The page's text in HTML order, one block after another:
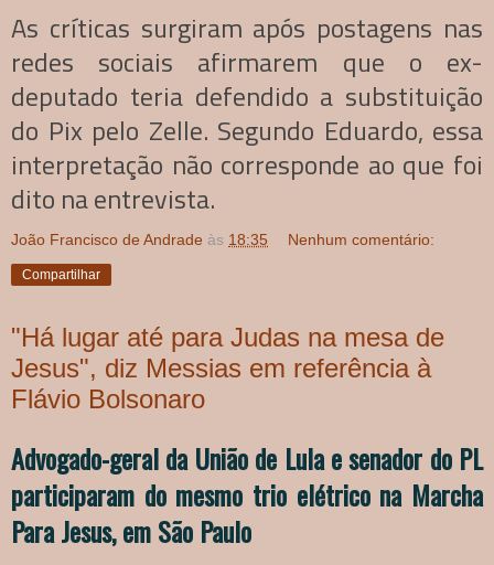
As críticas surgiram após postagens nas
redes sociais afirmarem que o ex-
deputado teria defendido a substituição
do Pix pelo Zelle. Segundo Eduardo, essa
interpretação não corresponde ao que foi
dito na entrevista.
João Francisco de Andrade às 18:35 Nenhum comentário:
Compartilhar
"Há lugar até para Judas na mesa de
Jesus", diz Messias em referência à
Flávio Bolsonaro
Advogado-geral da União de Lula e senador do PL
participaram do mesmo trio elétrico na Marcha
Para Jesus, em São Paulo